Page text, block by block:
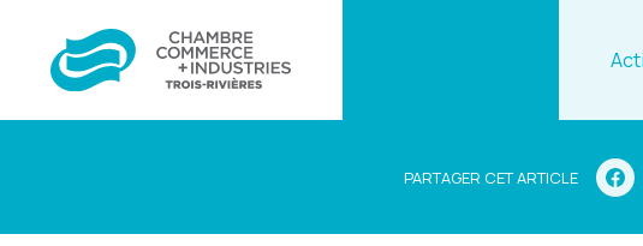
PARTAGER CET ARTICLE